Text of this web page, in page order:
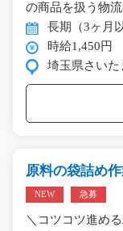
の商品を扱う物
長期（3ヶ月
時給1,450円
埼玉県さいた
原料の袋詰め
NEW 急募
＼コツコツ進め